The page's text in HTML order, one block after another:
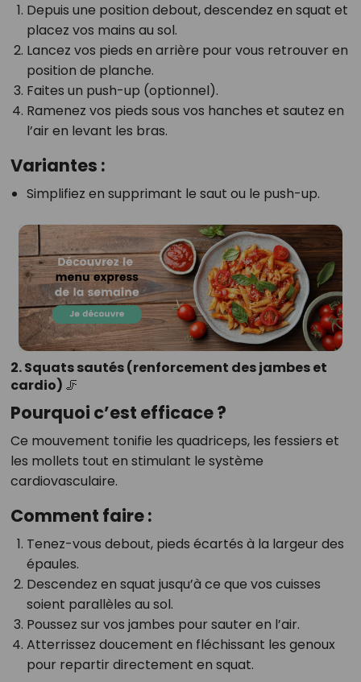
Depuis une position debout, descendez en squat et
placez vos mains au sol.
Lancez vos pieds en arrière pour vous retrouver en
position de planche.
Faites un push-up (optionnel).
Ramenez vos pieds sous vos hanches et sautez en
l’air en levant les bras.
Variantes :
Simplifiez en supprimant le saut ou le push-up.
2. Squats sautés (renforcement des jambes et
cardio) 🦵
Pourquoi c’est efficace ?
Ce mouvement tonifie les quadriceps, les fessiers et
les mollets tout en stimulant le système
cardiovasculaire.
Comment faire :
Tenez-vous debout, pieds écartés à la largeur des
épaules.
Descendez en squat jusqu’à ce que vos cuisses
soient parallèles au sol.
Poussez sur vos jambes pour sauter en l’air.
Atterrissez doucement en fléchissant les genoux
pour repartir directement en squat.